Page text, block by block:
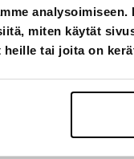
miten käytät
tai joita on